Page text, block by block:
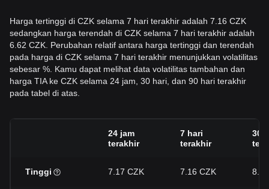
Harga tertinggi di CZK selama 7 hari terakhir adalah 7.16 CZK
sedangkan harga terendah di CZK selama 7 hari terakhir adalah
6.62 CZK. Perubahan relatif antara harga tertinggi dan terendah
pada harga di CZK selama 7 hari terakhir menunjukkan volatilitas
sebesar %. Kamu dapat melihat data volatilitas tambahan dan
harga TIA ke CZK selama 24 jam, 30 hari, dan 90 hari terakhir
pada tabel di atas.
24 jam
terakhir
7 hari
terakhir
30
Tinggi 7.17 CZK 7.16 CZK